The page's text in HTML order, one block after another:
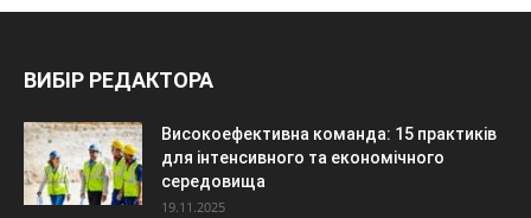
ВИБІР РЕДАКТОРА
Високоефективна команда: 15 практиків
для інтенсивного та економічного
середовища
19.11.2025